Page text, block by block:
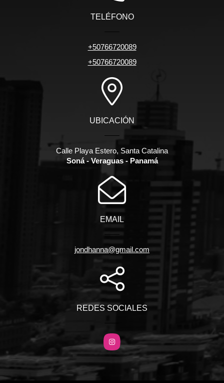
TELÉFONO
+50766720089
+50766720089
UBICACIÓN
Calle Playa Estero, Santa Catalina
Soná - Veraguas - Panamá
EMAIL
jondhanna@gmail.com
REDES SOCIALES
Instagram